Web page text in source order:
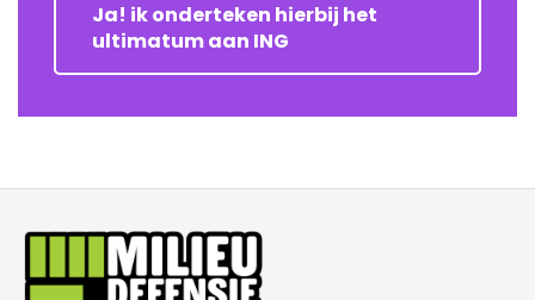
Ja! ik onderteken hierbij het
ultimatum aan ING